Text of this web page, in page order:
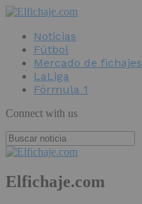
Noticias
Fútbol
Mercado de fichajes
LaLiga
Fórmula 1
Connect with us
Elfichaje.com